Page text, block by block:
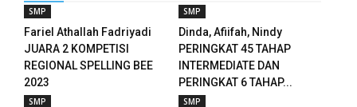
SMP
Fariel Athallah Fadriyadi
JUARA 2 KOMPETISI
REGIONAL SPELLING BEE
2023
SMP
Dinda, Afiifah, Nindy
PERINGKAT 45 TAHAP
INTERMEDIATE DAN
PERINGKAT 6 TAHAP...
SMP SMP